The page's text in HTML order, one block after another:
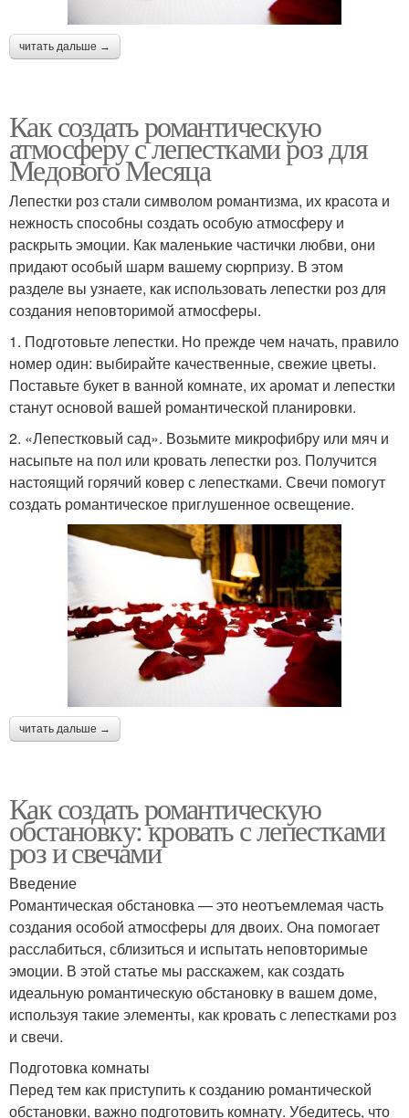
читать дальше →
Как создать романтическую
атмосферу с лепестками роз для
Медового Месяца
Лепестки роз стали символом романтизма, их красота и
нежность способны создать особую атмосферу и
раскрыть эмоции. Как маленькие частички любви, они
придают особый шарм вашему сюрпризу. В этом
разделе вы узнаете, как использовать лепестки роз для
создания неповторимой атмосферы.
1. Подготовьте лепестки. Но прежде чем начать, правило
номер один: выбирайте качественные, свежие цветы.
Поставьте букет в ванной комнате, их аромат и лепестки
станут основой вашей романтической планировки.
2. «Лепестковый сад». Возьмите микрофибру или мяч и
насыпьте на пол или кровать лепестки роз. Получится
настоящий горячий ковер с лепестками. Свечи помогут
создать романтическое приглушенное освещение.
читать дальше →
Как создать романтическую
обстановку: кровать с лепестками
роз и свечами
Введение
Романтическая обстановка — это неотъемлемая часть
создания особой атмосферы для двоих. Она помогает
расслабиться, сблизиться и испытать неповторимые
эмоции. В этой статье мы расскажем, как создать
идеальную романтическую обстановку в вашем доме,
используя такие элементы, как кровать с лепестками роз
и свечи.
Подготовка комнаты
Перед тем как приступить к созданию романтической
обстановки, важно подготовить комнату. Убедитесь, что